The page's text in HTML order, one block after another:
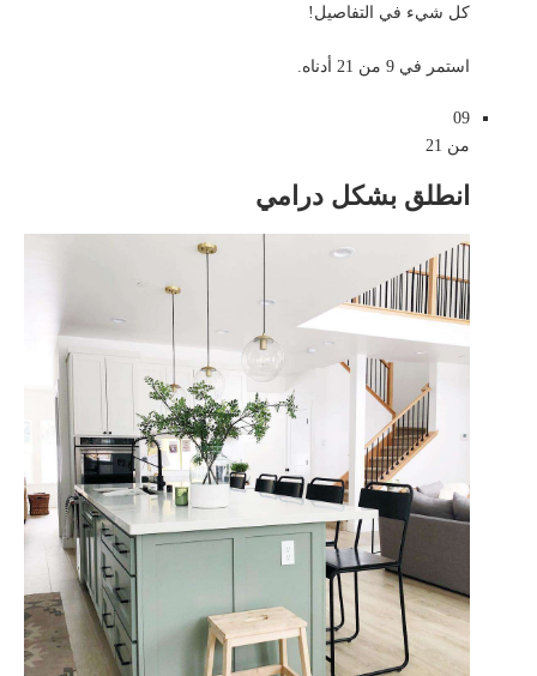
كل شيء في التفاصيل!
استمر في 9 من 21 أدناه.
09
من 21
انطلق بشكل درامي